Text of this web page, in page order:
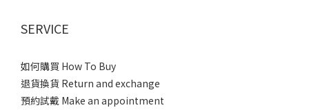
SERVICE
如何購買 How To Buy
退貨換貨 Return and exchange
預約試戴 Make an appointment